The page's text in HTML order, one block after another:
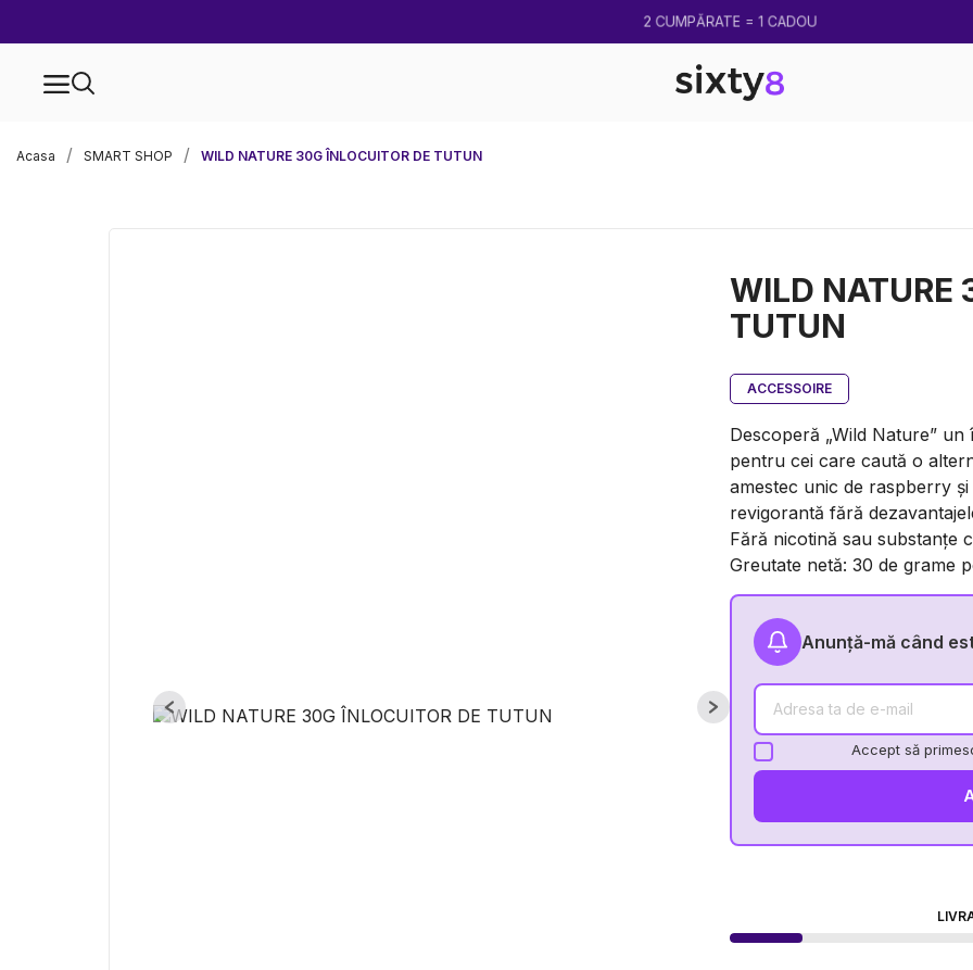
2 CUMPĂRATE = 1 CADOU
Acasa SMART SHOP WILD NATURE 30G ÎNLOCUITOR DE TUTUN
WILD NATURE
TUTUN
ACCESSOIRE
Descoperă „Wild Nature”
pentru cei care caută o
amestec unic de raspberry
revigorantă fără
Fără nicotină sau substanțe
Greutate netă: 30 de grame
Anunță-mă când
Accept să